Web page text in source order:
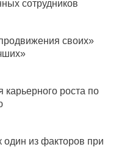
сотрудников
своих»
карьерного роста по
один из факторов при